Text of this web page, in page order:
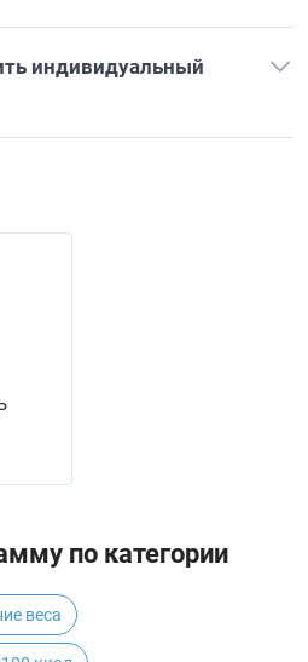
индивидуальный
по категории
веса